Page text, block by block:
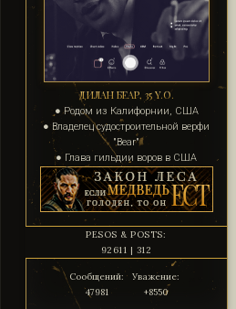
ДИЛАН БЕАР, 35 Y.O.
● Родом из Калифорнии, США
● Владелец судостроительной верфи
"Bear"
● Глава гильдии воров в США
PESOS & POSTS:
92611 | 312
Сообщений:
47981
Уважение:
+8550